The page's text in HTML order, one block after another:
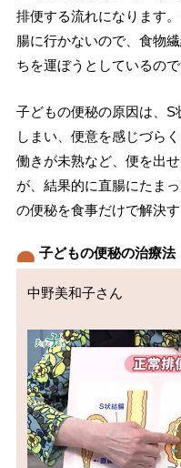
排便する流れになります
腸に行かないので、食物
ちを運ぼうとしているので
子どもの便秘の原因は、S
しまい、便意を感じづら
働きが未熟など、便を出
が、結果的に直腸にたま
の便秘を食事だけで解決
子どもの便秘の治療法
中野美和子さん